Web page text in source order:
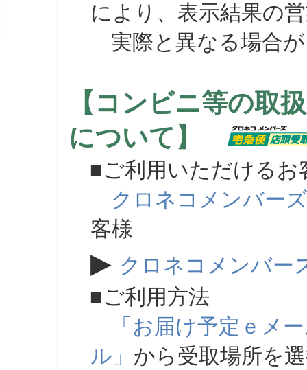
により、表示結果の
実際と異なる場合が
【コンビニ等の取
について】
■ご利用いただけるお
クロネコメンバーズ
客様
▶ クロネコメンバー
■ご利用方法
「お届け予定ｅメ
ル」 から受取場所を